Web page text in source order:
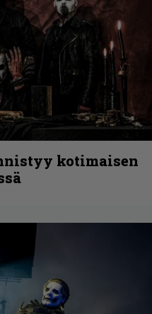
kotimaisen